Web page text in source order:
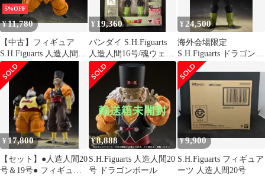
5%OFF
¥11,780
【中古】フィギュア
S.H.Figuarts 人造人間19
号 「ドラゴンボール
Z」 魂ウェブ商店限定
¥ 19,360
バンダイ S.H.Figuarts
人造人間16号/魂ウェブ
限定
¥ 24,500
海外会場限定
S.H.Figuarts ドラゴンボ
ールZ 人造人間16号
¥ 17,800
【セット】●人造人間20
号＆19号● フィギュア
¥8,888
S.H.Figuarts 人造人間20
号 ドラゴンボール
¥9,900
S.H.Figuarts フィギュア
ーツ 人造人間20号